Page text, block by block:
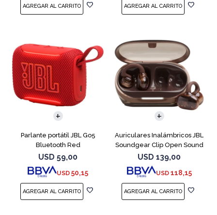
Parlante portátil JBL Go5
Bluetooth Red
USD 59,00
USD 50,15
Auriculares Inalámbricos JBL
Soundgear Clip Open Sound
Cobre
USD 139,00
USD 118,15